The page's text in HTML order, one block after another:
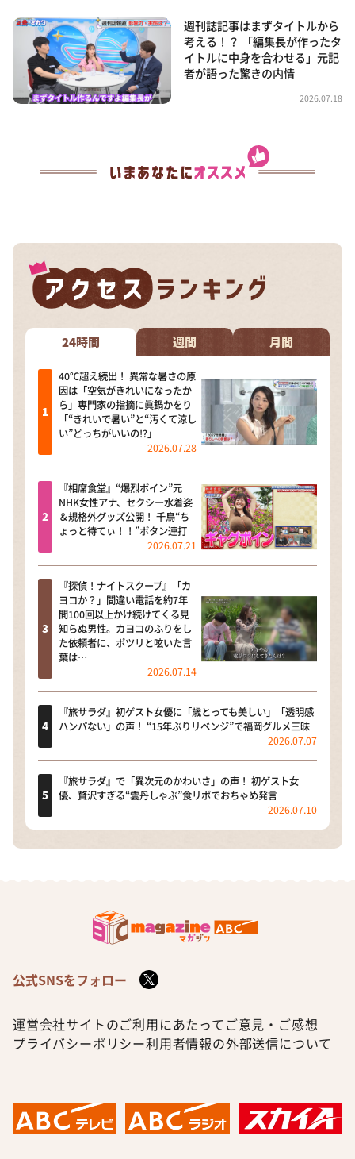
週刊誌記事はまずタイトルから
考える！？ 「編集長が作ったタ
イトルに中身を合わせる」元記
者が語った驚きの内情
2026.07.18
24時間 週間 月間
40℃超え続出！ 異常な暑さの原
因は「空気がきれいになったか
ら」専門家の指摘に眞鍋かをり
「“きれいで暑い”と“汚くて涼し
い”どっちがいいの!?」
2026.07.28
『相席食堂』“爆烈ボイン”元
NHK女性アナ、セクシー水着姿
＆規格外グッズ公開！ 千鳥“ち
ょっと待てぃ！！”ボタン連打
2026.07.21
『探偵！ナイトスクープ』「カ
ヨコか？」間違い電話を約7年
間100回以上かけ続けてくる見
知らぬ男性。カヨコのふりをし
た依頼者に、ポツリと呟いた言
葉は…
2026.07.14
『旅サラダ』初ゲスト女優に「歳とっても美しい」「透明感
ハンパない」の声！ “15年ぶりリベンジ”で福岡グルメ三昧
2026.07.07
『旅サラダ』で「異次元のかわいさ」の声！ 初ゲスト女
優、贅沢すぎる“雲丹しゃぶ”食リポでおちゃめ発言
2026.07.10
公式SNSをフォロー
運営会社サイトのご利用にあたって ご意見・ご感想
プライバシーポリシー利用者情報の外部送信について